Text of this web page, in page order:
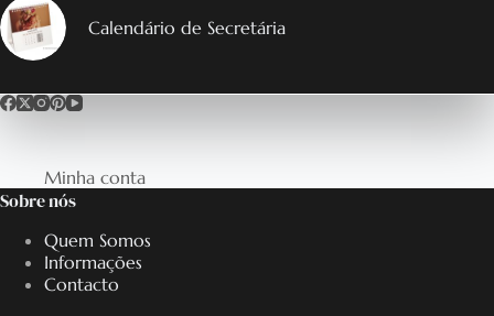
Calendário de Secretária
Minha conta
Sobre nós
Quem Somos
Informações
Contacto